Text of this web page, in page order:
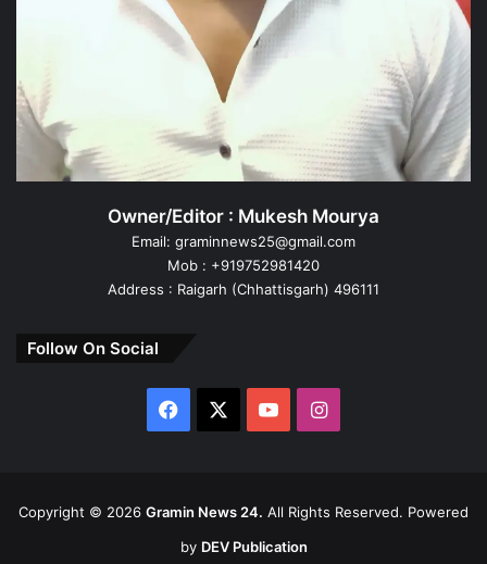
Owner/Editor : Mukesh Mourya
Email: graminnews25@gmail.com
Mob : +919752981420
Address : Raigarh (Chhattisgarh) 496111
Follow On Social
Facebook YouTubeInstagram
Copyright © 2026 Gramin News 24. All Rights Reserved. Powered
by DEV Publication